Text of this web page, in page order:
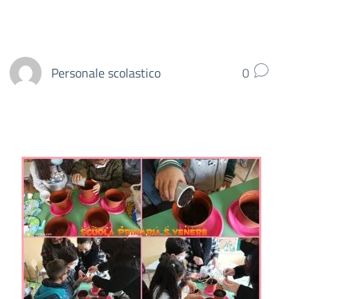
Personale scolastico 0